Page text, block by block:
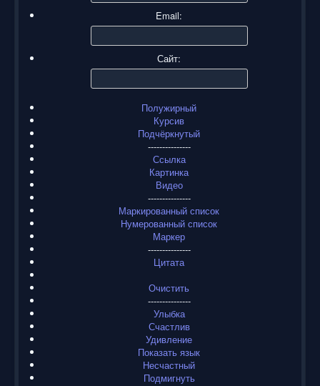
Email:
Сайт:
Полужирный
Курсив
Подчёркнутый
---------------
Ссылка
Картинка
Видео
---------------
Маркированный список
Нумерованный список
Маркер
---------------
Цитата
Очистить
---------------
Улыбка
Счастлив
Удивление
Показать язык
Несчастный
Подмигнуть